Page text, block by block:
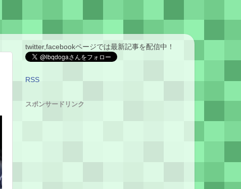
twitter,facebookページでは最新記事を配信中！
RSS
スポンサードリンク